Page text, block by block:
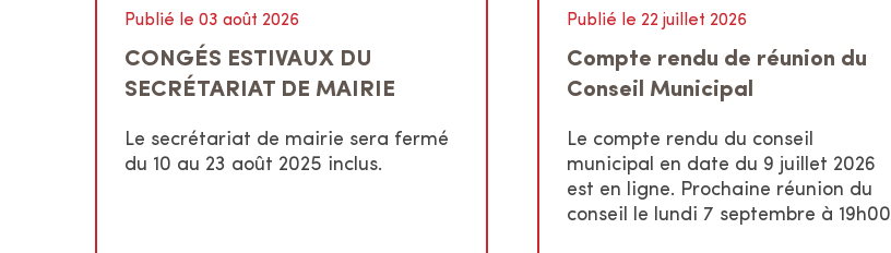
Publié le 03 août 2026
CONGÉS ESTIVAUX DU
SECRÉTARIAT DE MAIRIE
Le secrétariat de mairie sera fermé
du 10 au 23 août 2025 inclus.
Publié le 22 juillet 2026
Compte rendu de réunion du
Conseil Municipal
Le compte rendu du conseil
municipal en date du 9 juillet 2026
est en ligne. Prochaine réunion du
conseil le lundi 7 septembre à 19h00